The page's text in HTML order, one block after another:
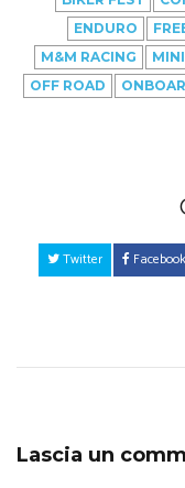
ENDURO
M&M RACING
OFF ROAD
Twitter Facebook
Lascia un